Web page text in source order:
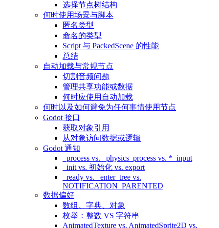
选择节点树结构
何时使用场景与脚本
匿名类型
命名的类型
Script 与 PackedScene 的性能
总结
自动加载与常规节点
切割音频问题
管理共享功能或数据
何时应使用自动加载
何时以及如何避免为任何事情使用节点
Godot 接口
获取对象引用
从对象访问数据或逻辑
Godot 通知
_process vs. _physics_process vs. *_input
_init vs. 初始化 vs. export
_ready vs. _enter_tree vs.
NOTIFICATION_PARENTED
数据偏好
数组、字典、对象
枚举：整数 VS 字符串
AnimatedTexture vs. AnimatedSprite2D vs.